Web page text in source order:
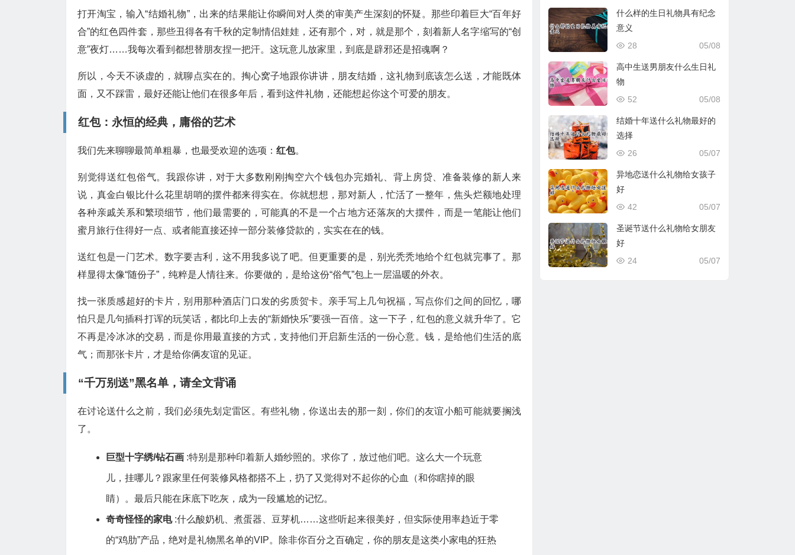
打开淘宝，输入“结婚礼物”，出来的结果能让你瞬间对人类的审美产生深刻的怀疑。那些印着巨大“百年好
合”的红色四件套，那些丑得各有千秋的定制情侣娃娃，还有那个，对，就是那个，刻着新人名字缩写的“创
意”夜灯……我每次看到都想替朋友捏一把汗。这玩意儿放家里，到底是辟邪还是招魂啊？
所以，今天不谈虚的，就聊点实在的。掏心窝子地跟你讲讲，朋友结婚，这礼物到底该怎么送，才能既体
面，又不踩雷，最好还能让他们在很多年后，看到这件礼物，还能想起你这个可爱的朋友。
红包：永恒的经典，庸俗的艺术
我们先来聊聊最简单粗暴，也最受欢迎的选项： 红包。
别觉得送红包俗气。我跟你讲，对于大多数刚刚掏空六个钱包办完婚礼、背上房贷、准备装修的新人来
说，真金白银比什么花里胡哨的摆件都来得实在。你就想想，那对新人，忙活了一整年，焦头烂额地处理
各种亲戚关系和繁琐细节，他们最需要的，可能真的不是一个占地方还落灰的大摆件，而是一笔能让他们
蜜月旅行住得好一点、或者能直接还掉一部分装修贷款的，实实在在的钱。
送红包是一门艺术。数字要吉利，这不用我多说了吧。但更重要的是，别光秃秃地给个红包就完事了。那
样显得太像“随份子”，纯粹是人情往来。你要做的，是给这份“俗气”包上一层温暖的外衣。
找一张质感超好的卡片，别用那种酒店门口发的劣质贺卡。亲手写上几句祝福，写点你们之间的回忆，哪
怕只是几句插科打诨的玩笑话，都比印上去的“新婚快乐”要强一百倍。这一下子，红包的意义就升华了。它
不再是冷冰冰的交易，而是你用最直接的方式，支持他们开启新生活的一份心意。钱，是给他们生活的底
气；而那张卡片，才是给你俩友谊的见证。
“千万别送”黑名单，请全文背诵
在讨论送什么之前，我们必须先划定雷区。有些礼物，你送出去的那一刻，你们的友谊小船可能就要搁浅
了。
巨型十字绣/钻石画 :特别是那种印着新人婚纱照的。求你了，放过他们吧。这么大一个玩意
儿，挂哪儿？跟家里任何装修风格都搭不上，扔了又觉得对不起你的心血（和你瞎掉的眼
睛）。最后只能在床底下吃灰，成为一段尴尬的记忆。
奇奇怪怪的家电 :什么酸奶机、煮蛋器、豆芽机……这些听起来很美好，但实际使用率趋近于零
的“鸡肋”产品，绝对是礼物黑名单的VIP。除非你百分之百确定，你的朋友是这类小家电的狂热
什么样的生日礼物具有纪念
意义
05/08
28
高中生送男朋友什么生日礼
物
05/08
52
结婚十年送什么礼物最好的
选择
05/07
26
异地恋送什么礼物给女孩子
好
05/07
42
圣诞节送什么礼物给女朋友
好
05/07
24